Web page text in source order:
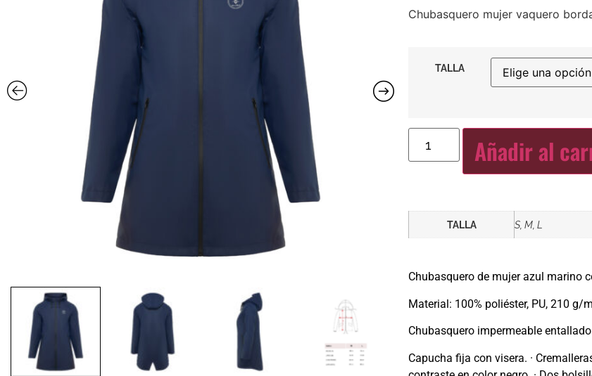
Chubasquero mujer vaquero
TALLA
Añadir al
TALLA S, M, L
Chubasquero de mujer azul marino
Material: 100% poliéster, PU, 210 g/
Chubasquero impermeable entallado
Capucha fija con visera. ·